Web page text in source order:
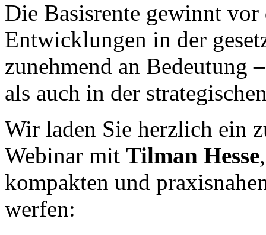
Die Basisrente gewinnt
Entwicklungen in der
zunehmend an Bedeutung
als auch in der
Wir laden Sie herzlich ein
Webinar mit Tilman Hesse
kompakten und
werfen: